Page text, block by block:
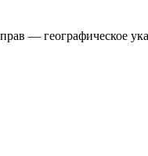
— географическое